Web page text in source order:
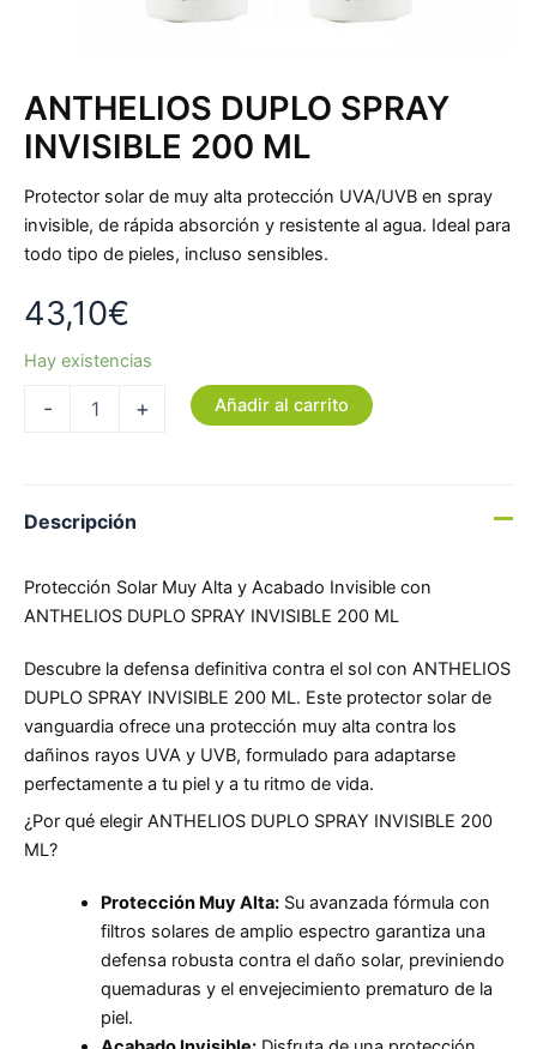
ANTHELIOS DUPLO SPRAY
INVISIBLE 200 ML
Protector solar de muy alta protección UVA/UVB en spray
invisible, de rápida absorción y resistente al agua. Ideal para
todo tipo de pieles, incluso sensibles.
43,10€
Hay existencias
- + Añadir al carrito
Descripción
Protección Solar Muy Alta y Acabado Invisible con
ANTHELIOS DUPLO SPRAY INVISIBLE 200 ML
Descubre la defensa definitiva contra el sol con ANTHELIOS
DUPLO SPRAY INVISIBLE 200 ML. Este protector solar de
vanguardia ofrece una protección muy alta contra los
dañinos rayos UVA y UVB, formulado para adaptarse
perfectamente a tu piel y a tu ritmo de vida.
¿Por qué elegir ANTHELIOS DUPLO SPRAY INVISIBLE 200
ML?
Protección Muy Alta:Su avanzada fórmula con
filtros solares de amplio espectro garantiza una
defensa robusta contra el daño solar, previniendo
quemaduras y el envejecimiento prematuro de la
piel.